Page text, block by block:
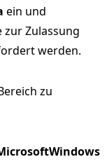
ein und
zur Zulassung
werden.
zu